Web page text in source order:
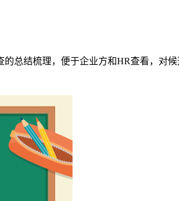
总结梳理，便于企业方和HR查看，对候